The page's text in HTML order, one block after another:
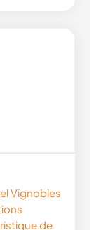
Vignobles
de